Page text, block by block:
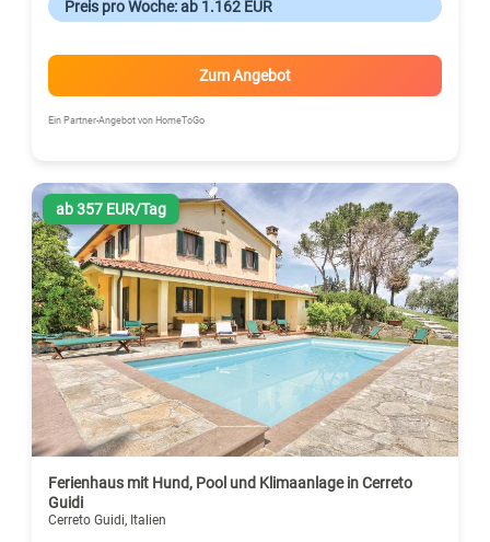
Preis pro Woche: ab 1.162 EUR
Zum Angebot
Ein Partner-Angebot von HomeToGo
ab 357 EUR/Tag
Ferienhaus mit Hund, Pool und Klimaanlage in Cerreto
Guidi
Cerreto Guidi, Italien